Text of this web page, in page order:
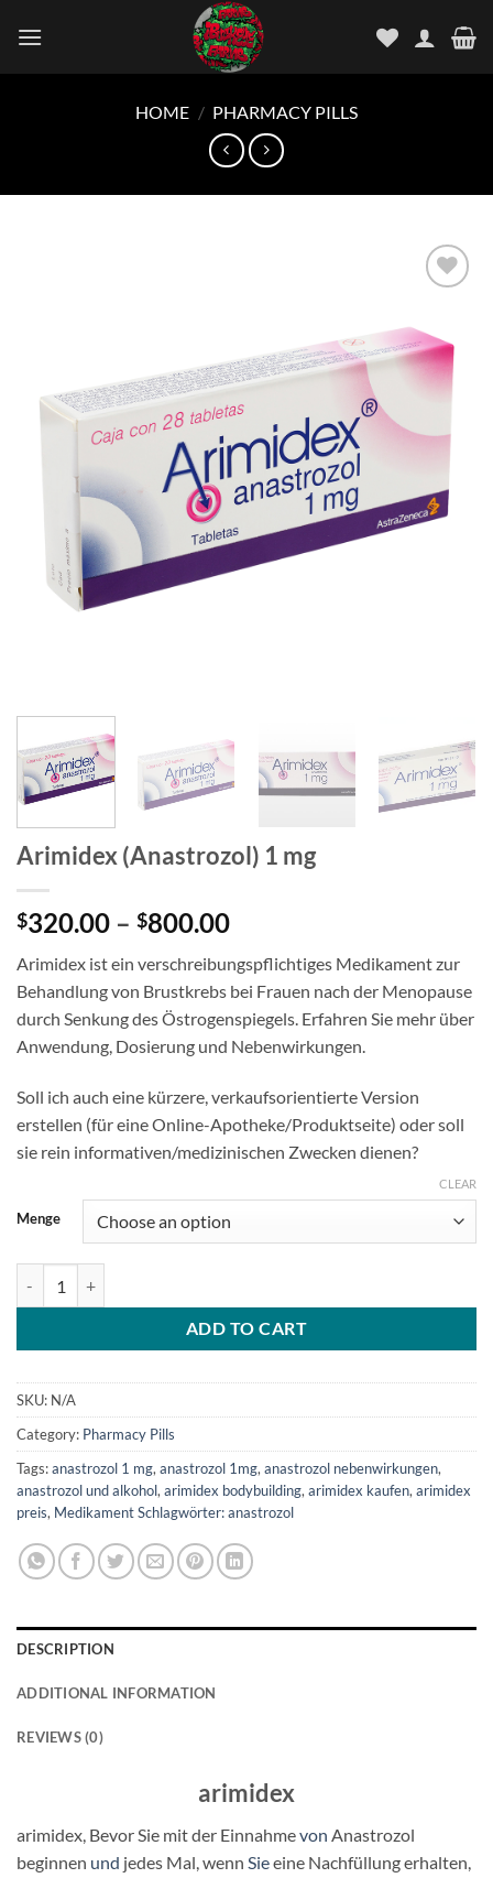
HOME / PHARMACY PILLS
wishlist
Arimidex (Anastrozol) 1 mg
$320.00 – $800.00Price
$320.00
through
$800.00
Arimidex ist ein verschreibungspflichtiges Medikament zur
Behandlung von Brustkrebs bei Frauen nach der Menopause
durch Senkung des Östrogenspiegels. Erfahren Sie mehr über
Anwendung, Dosierung und Nebenwirkungen.
Soll ich auch eine kürzere, verkaufsorientierte Version
erstellen (für eine Online-Apotheke/Produktseite) oder soll
sie rein informativen/medizinischen Zwecken dienen?
Menge
CLEAR
ADD TO CART
SKU: N/A
Category: Pharmacy Pills
Tags:anastrozol 1 mg, anastrozol 1mg, anastrozol nebenwirkungen,
anastrozol und alkohol, arimidex bodybuilding, arimidex kaufen, arimidex
preis, Medikament Schlagwörter: anastrozol
DESCRIPTION
ADDITIONAL INFORMATION
REVIEWS (0)
arimidex
arimidex, Bevor Sie mit der Einnahmevon Anastrozol
beginnen und jedes Mal, wenn Sieeine Nachfüllung erhalten,